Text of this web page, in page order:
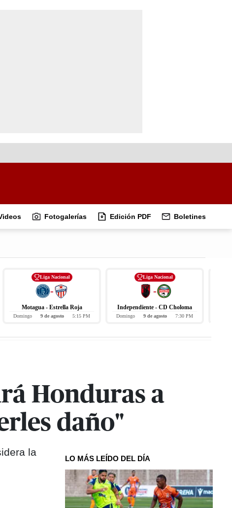
Fotogalerías Edición PDF Boletines
Liga Nacional
-
Motagua - Estrella Roja
Domingo 9 de agosto 5:15 PM
Liga Nacional
-
Independiente - CD Choloma
Domingo 9 de agosto 7:30 PM
Honduras a
daño"
la
LO MÁS LEÍDO DEL DÍA